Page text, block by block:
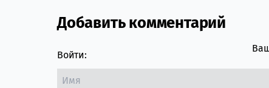
Comment section
Добавить комментарий
Войти: